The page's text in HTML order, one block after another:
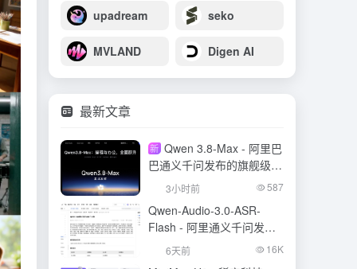
upadream seko
MVLAND Digen AI
最新文章
新 Qwen 3.8-Max - 阿里巴
巴通义千问发布的旗舰级大
模型3小时前 587
Qwen-Audio-3.0-ASR-
Flash - 阿里通义千问发布
的语音识别大模型
6天前 16K